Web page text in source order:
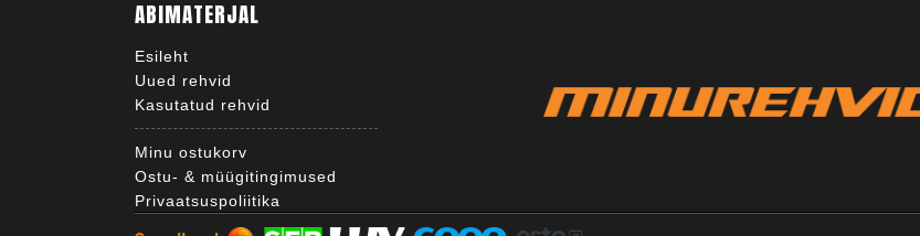
ABIMATERJAL
Esileht
Uued rehvid
Kasutatud rehvid
Minu ostukorv
Ostu- & müügitingimused
Privaatsuspoliitika